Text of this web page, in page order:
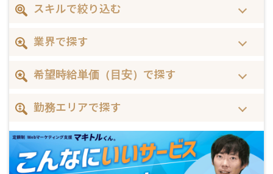
スキルで絞り込む
業界で探す
希望時給単価（目安）で探す
勤務エリアで探す